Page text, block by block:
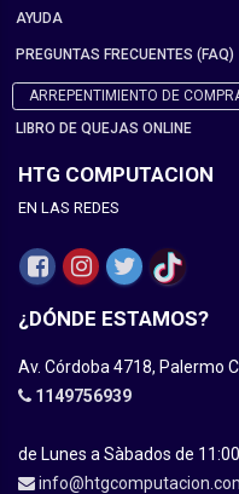
AYUDA
PREGUNTAS FRECUENTES (FAQ)
ARREPENTIMIENTO DE
LIBRO DE QUEJAS ONLINE
HTG COMPUTACION
EN LAS REDES
¿DÓNDE ESTAMOS?
Av. Córdoba 4718, Palermo
1149756939
de Lunes a Sàbados de